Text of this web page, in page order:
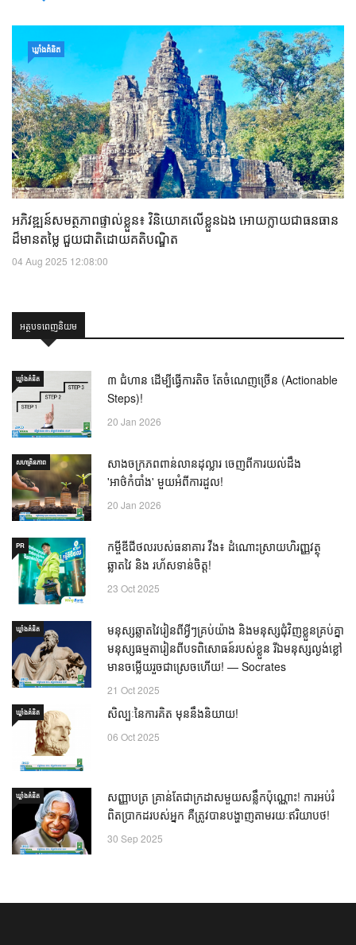
ឃ្លាំង​គំនិត
អភិវឌ្ឍន៍សមត្ថភាពផ្ទាល់ខ្លួន៖ វិនិយោគលើខ្លួនឯង អោយក្លាយជាធនធាន
ដ៏មានតម្លៃ ជួយជាតិដោយគតិបណ្ឌិត
04 Aug 2025 12:08:00
អត្ថបទពេញនិយម
ឃ្លាំង​គំនិត
៣ ជំហាន ដើម្បីធ្វើការតិច តែចំណេញច្រើន (Actionable
Steps)!
20 Jan 2026
សហគ្រិនភាព
សាងចក្រភពពាន់លានដុល្លារ ចេញពីការយល់ដឹង
'អាថ៌កំបាំង' មួយអំពីការដួល!
20 Jan 2026
PR
កម្ចីឌីជីថលរបស់ធនាគារ វីង៖ ដំណោះស្រាយហិរញ្ញវត្ថុ
ឆ្លាតវៃ និង រហ័សទាន់ចិត្ត!
23 Oct 2025
ឃ្លាំង​គំនិត
មនុស្សឆ្លាតវៃរៀនពីអ្វីៗគ្រប់យ៉ាង និងមនុស្សជុំវិញខ្លួនគ្រប់គ្នា
មនុស្សធម្មតារៀនពីបទពិសោធន៍របស់ខ្លួន រីឯមនុស្សល្ងង់ខ្លៅ
មានចម្លើយរួចជាស្រេចហើយ! — Socrates
21 Oct 2025
ឃ្លាំង​គំនិត សិល្បៈនៃការគិត មុននឹងនិយាយ!
06 Oct 2025
ឃ្លាំង​គំនិត
សញ្ញាបត្រ គ្រាន់តែជាក្រដាសមួយសន្លឹកប៉ុណ្ណោះ! ការអប់រំ
ពិតប្រាកដរបស់អ្នក គឺត្រូវបានបង្ហាញតាមរយៈឥរិយាបថ!
30 Sep 2025